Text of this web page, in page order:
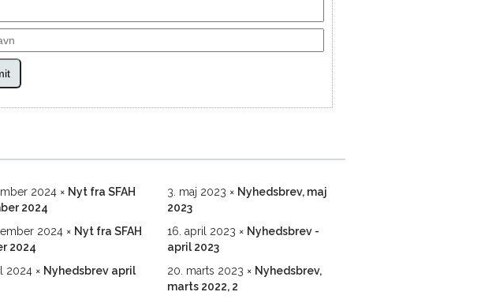
2024
Nyt fra SFAH
2024
2024
Nyt fra SFAH
2024
2024
Nyhedsbrev april
3. maj 2023
Nyhedsbrev, maj
2023
16. april 2023
Nyhedsbrev -
april 2023
20. marts 2023
Nyhedsbrev,
marts 2022, 2